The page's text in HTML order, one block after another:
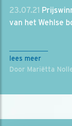
23.07.21
van het Wehlse
lees meer
Door Mariëtta